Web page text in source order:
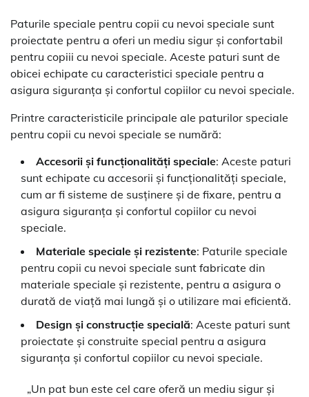
Paturile speciale pentru copii cu nevoi speciale sunt
proiectate pentru a oferi un mediu sigur și confortabil
pentru copiii cu nevoi speciale. Aceste paturi sunt de
obicei echipate cu caracteristici speciale pentru a
asigura siguranța și confortul copiilor cu nevoi speciale.
Printre caracteristicile principale ale paturilor speciale
pentru copii cu nevoi speciale se numără:
Accesorii și funcționalități speciale: Aceste paturi
sunt echipate cu accesorii și funcționalități speciale,
cum ar fi sisteme de susținere și de fixare, pentru a
asigura siguranța și confortul copiilor cu nevoi
speciale.
Materiale speciale și rezistente: Paturile speciale
pentru copii cu nevoi speciale sunt fabricate din
materiale speciale și rezistente, pentru a asigura o
durată de viață mai lungă și o utilizare mai eficientă.
Design și construcție specială: Aceste paturi sunt
proiectate și construite special pentru a asigura
siguranța și confortul copiilor cu nevoi speciale.
„Un pat bun este cel care oferă un mediu sigur și